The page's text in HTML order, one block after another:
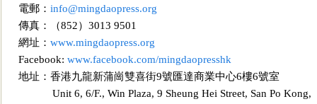
電郵： info@mingdaopress.org
傳真：（852）3013 9501
網址： www.mingdaopress.org
Facebook: www.facebook.com/mingdaopresshk
地址：香港九龍新蒲崗雙喜街9號匯達商業中心6樓6號室
Unit 6, 6/F., Win Plaza, 9 Sheung Hei Street, San Po Kong,